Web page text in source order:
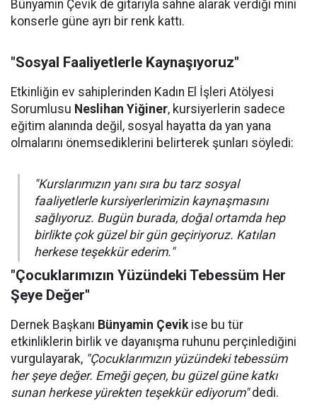
Bünyamin Çevik de gitarıyla sahne alarak verdiği mini
konserle güne ayrı bir renk kattı.
"Sosyal Faaliyetlerle Kaynaşıyoruz"
Etkinliğin ev sahiplerinden Kadın El İşleri Atölyesi
Sorumlusu Neslihan Yiğiner, kursiyerlerin sadece
eğitim alanında değil, sosyal hayatta da yan yana
olmalarını önemsediklerini belirterek şunları söyledi:
"Kurslarımızın yanı sıra bu tarz sosyal
faaliyetlerle kursiyerlerimizin kaynaşmasını
sağlıyoruz. Bugün burada, doğal ortamda hep
birlikte çok güzel bir gün geçiriyoruz. Katılan
herkese teşekkür ederim."
"Çocuklarımızın Yüzündeki Tebessüm Her
Şeye Değer"
Dernek Başkanı Bünyamin Çevikise bu tür
etkinliklerin birlik ve dayanışma ruhunu perçinlediğini
vurgulayarak, "Çocuklarımızın yüzündeki tebessüm
her şeye değer. Emeği geçen, bu güzel güne katkı
sunan herkese yürekten teşekkür ediyorum"dedi.